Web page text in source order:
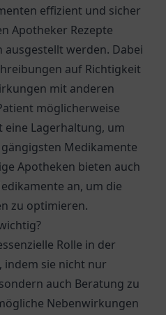
effizient und sicher
Apotheker Rezepte
ausgestellt werden. Dabei
auf Richtigkeit
mit anderen
möglicherweise
Lagerhaltung, um
Medikamente
Apotheken bieten auch
an, um die
zu optimieren.
Rolle in der
indem sie nicht nur
auch Beratung zu
Nebenwirkungen